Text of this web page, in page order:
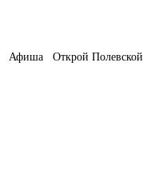
Афиша Открой Полевской